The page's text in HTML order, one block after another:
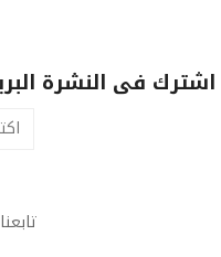
اشترك فى النشرة